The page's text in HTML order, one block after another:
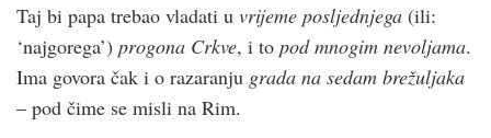
Taj bi papa trebao vladati u vrijeme posljednjega (ili:
‘najgorega’) progona Crkve, i to pod mnogim nevoljama.
Ima govora čak i o razaranju grada na sedam brežuljaka
– pod čime se misli na Rim.